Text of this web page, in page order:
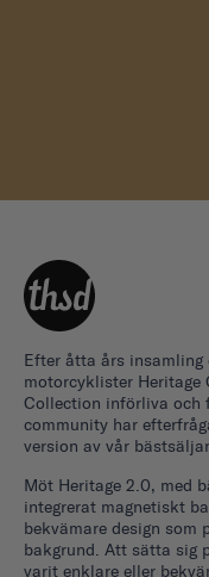
Efter åtta års
motorcyklister Heritage
Collection införliva och
community har
version av vår
Möt Heritage 2.0, med
integrerat magnetiskt
bekvämare design som
bakgrund. Att sätta sig
varit enklare eller